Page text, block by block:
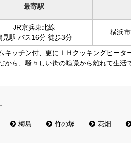
最寄駅
JR京浜東北線
見駅 バス16分 徒歩3分
横浜
キッチン付、更にＩＨクッキングヒー
から、騒々しい街の喧噪から離れて生活
梅島 竹の塚 花畑